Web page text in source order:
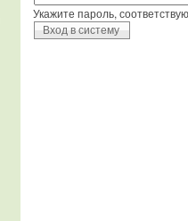
Укажите пароль,